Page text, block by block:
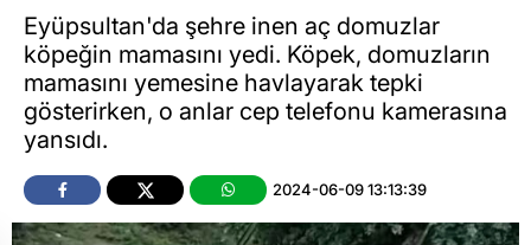
Eyüpsultan'da şehre inen aç domuzlar
köpeğin mamasını yedi. Köpek, domuzların
mamasını yemesine havlayarak tepki
gösterirken, o anlar cep telefonu kamerasına
yansıdı.
2024-06-09 13:13:39